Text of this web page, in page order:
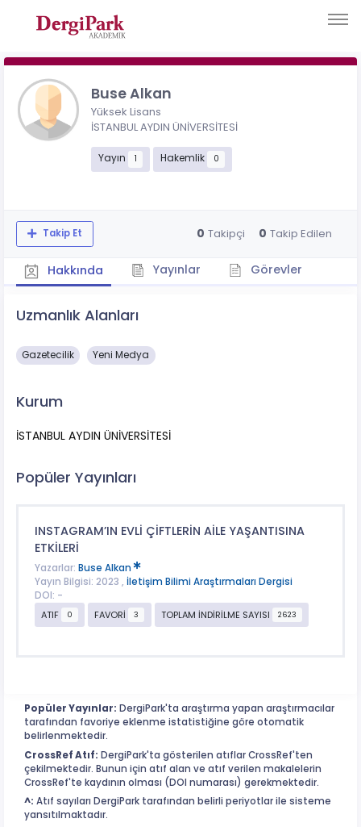
Buse Alkan
Yüksek Lisans
İSTANBUL AYDIN ÜNİVERSİTESİ
Yayın 1 Hakemlik 0
Takip Et 0 Takipçi 0 Takip Edilen
Hakkında Yayınlar Görevler
Uzmanlık Alanları
Gazetecilik Yeni Medya
Kurum
İSTANBUL AYDIN ÜNİVERSİTESİ
Popüler Yayınları
INSTAGRAM’IN EVLİ ÇİFTLERİN AİLE YAŞANTISINA
ETKİLERİ
Yazarlar: Buse Alkan
Yayın Bilgisi: 2023 , İletişim Bilimi Araştırmaları Dergisi
DOI: -
ATIF
0 FAVORİ 3 TOPLAM İNDİRİLME SAYISI 2623
Popüler Yayınlar: DergiPark'ta araştırma yapan araştırmacılar
tarafından favoriye eklenme istatistiğine göre otomatik
belirlenmektedir.
CrossRef Atıf: DergiPark'ta gösterilen atıflar CrossRef'ten
çekilmektedir. Bunun için atıf alan ve atıf verilen makalelerin
CrossRef'te kaydının olması (DOI numarası) gerekmektedir.
^: Atıf sayıları DergiPark tarafından belirli periyotlar ile sisteme
yansıtılmaktadır.